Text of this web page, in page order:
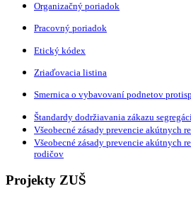
Organizačný poriadok
Pracovný poriadok
Etický kódex
Zriaďovacia listina
Smernica o vybavovaní podnetov
Štandardy dodržiavania zákazu
Všeobecné zásady prevencie akútnych
Všeobecné zásady prevencie akútnych
rodičov
Projekty ZUŠ